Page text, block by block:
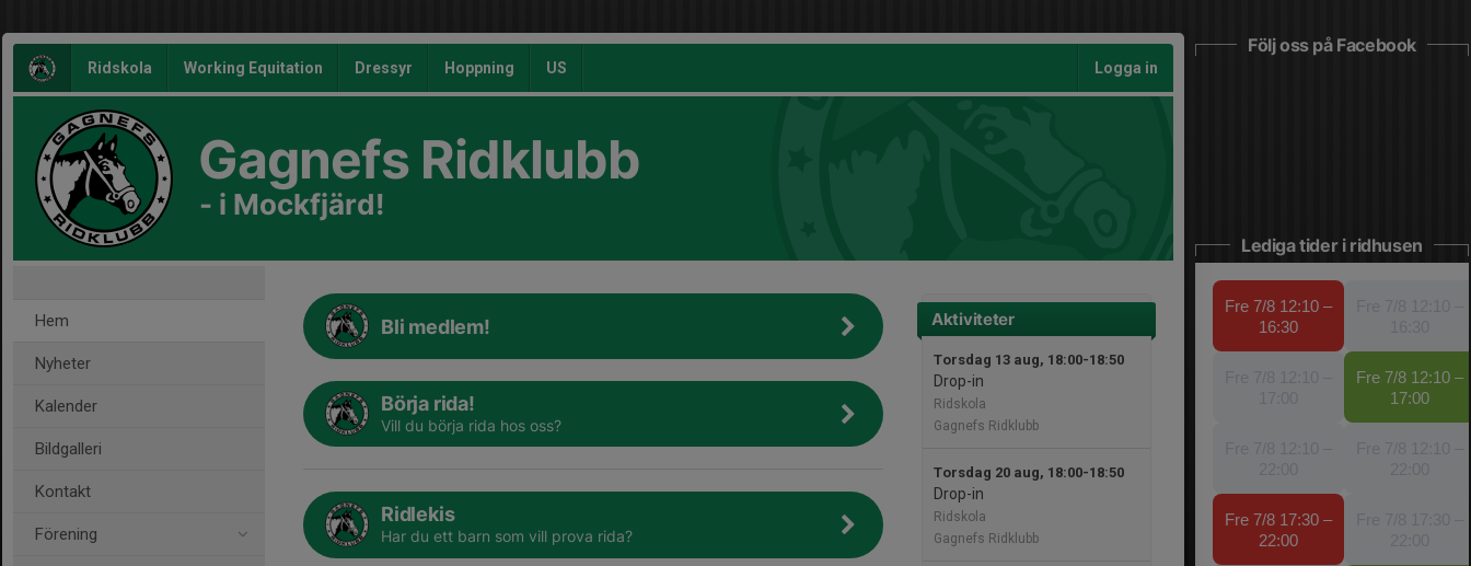
Ridskola Working Equitation Dressyr Hoppning US Logga in
Gagnefs Ridklubb
- i Mockfjärd!
Hem
Nyheter
Kalender
Bildgalleri
Kontakt
Förening
Aktiviteter
Torsdag 13 aug, 18:00-18:50
Drop-in
Ridskola
Gagnefs Ridklubb
Torsdag 20 aug, 18:00-18:50
Drop-in
Ridskola
Gagnefs Ridklubb
Bli medlem!
Börja rida!
Vill du börja rida hos oss?
Ridlekis
Har du ett barn som vill prova rida?
Följ oss på Facebook
Lediga tider i ridhusen